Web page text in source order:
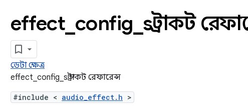
effect config s স্ট্রাকট
ডেটা ক্ষেত্র
effect_config_s স্ট্রাকট রেফারেন্স
#include < audio_effect.h >